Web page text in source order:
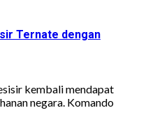
Ternate dengan
kembali mendapat
negara. Komando